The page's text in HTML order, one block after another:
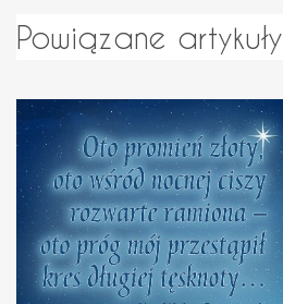
Powiązane artykuły